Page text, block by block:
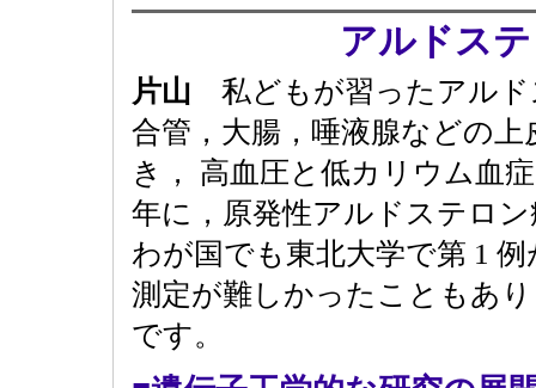
アルドス
片山 私どもが習ったアル
合管，大腸，唾液腺などの
き， 高血圧と低カリウム血
年に，原発性アルドステロ
わが国でも東北大学で第 1
測定が難しかったこともあ
です。